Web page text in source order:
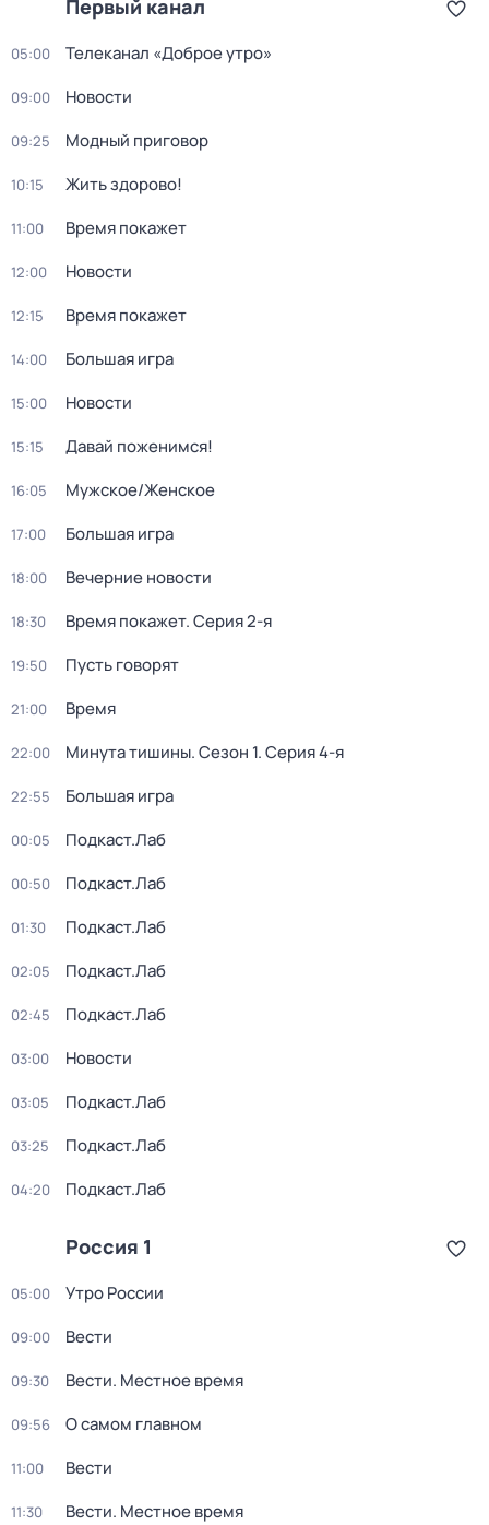
Первый канал
05:00 Телеканал «Доброе утро»
09:00 Новости
09:25 Модный приговор
10:15 Жить здорово!
11:00 Время покажет
12:00 Новости
12:15 Время покажет
14:00 Большая игра
15:00 Новости
15:15 Давай поженимся!
16:05 Мужское/Женское
17:00 Большая игра
18:00 Вечерние новости
18:30 Время покажет. Серия 2-я
19:50 Пусть говорят
21:00 Время
22:00 Минута тишины. Сезон 1. Серия 4-я
22:55 Большая игра
00:05 Подкаст.Лаб
00:50 Подкаст.Лаб
01:30 Подкаст.Лаб
02:05 Подкаст.Лаб
02:45 Подкаст.Лаб
03:00 Новости
03:05 Подкаст.Лаб
03:25 Подкаст.Лаб
04:20 Подкаст.Лаб
Россия 1
05:00 Утро России
09:00 Вести
09:30 Вести. Местное время
09:56 О самом главном
11:00 Вести
11:30 Вести. Местное время